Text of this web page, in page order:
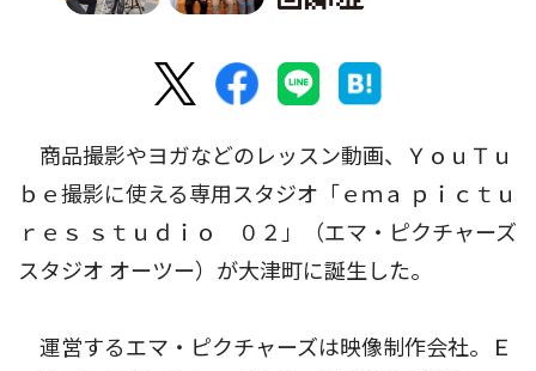
商品撮影やヨガなどのレッスン動画、ＹｏｕＴｕ
ｂｅ撮影に使える専用スタジオ「ｅｍａ ｐｉｃｔｕ
ｒｅｓ ｓｔｕｄｉｏ ０２」（エマ・ピクチャーズ
スタジオ オーツー）が大津町に誕生した。
運営するエマ・ピクチャーズは映像制作会社。Ｅ